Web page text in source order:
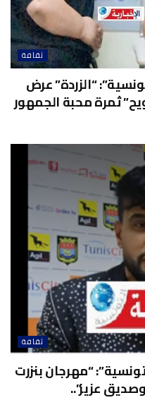
ثقافة
“الزردة” عرض
ثمرة محبة الجمهور
ثقافة
“مهرجان بنزرت
عزيز”..